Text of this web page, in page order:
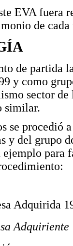
EVA fuera
de cada
de partida
y como
sector
similar.
se procedió
y del grupo
ejemplo
Adquirida
Adquiriente